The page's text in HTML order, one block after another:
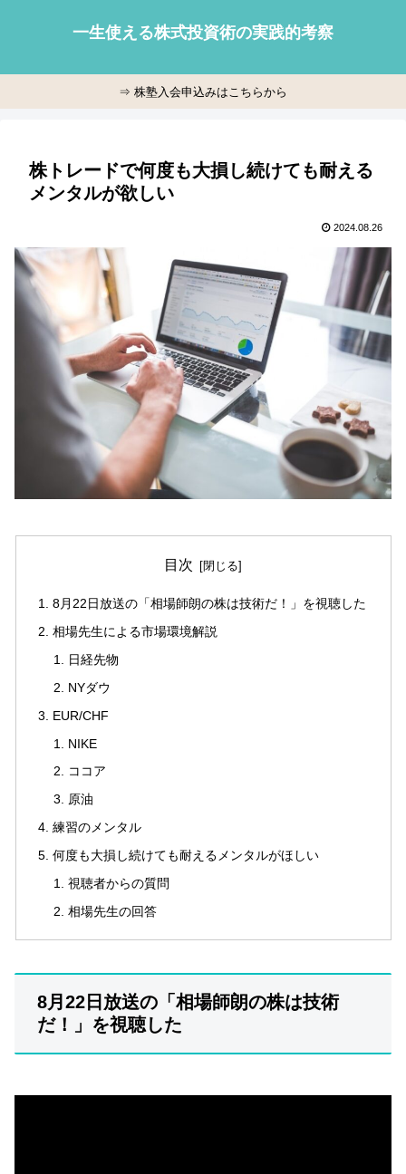
一生使える株式投資術の実践的考察
⇒ 株塾入会申込みはこちらから
株トレードで何度も大損し続けても耐える
メンタルが欲しい
2024.08.26
目次
8月22日放送の「相場師朗の株は技術だ！」を視聴した
相場先生による市場環境解説
日経先物
NYダウ
EUR/CHF
NIKE
ココア
原油
練習のメンタル
何度も大損し続けても耐えるメンタルがほしい
視聴者からの質問
相場先生の回答
8月22日放送の「相場師朗の株は技術
だ！」を視聴した